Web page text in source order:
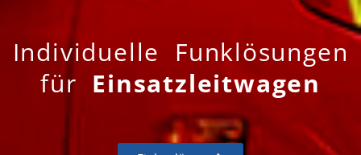
Individuelle Funklösungen
für Einsatzleitwagen